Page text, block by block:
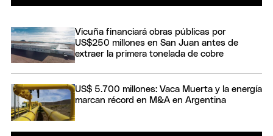
Vicuña financiará obras públicas por
US$250 millones en San Juan antes de
extraer la primera tonelada de cobre
US$ 5.700 millones: Vaca Muerta y la energía
marcan récord en M&A en Argentina